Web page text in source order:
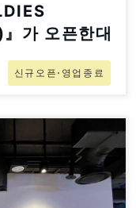
가 오픈한대
신규오픈⋅영업종료